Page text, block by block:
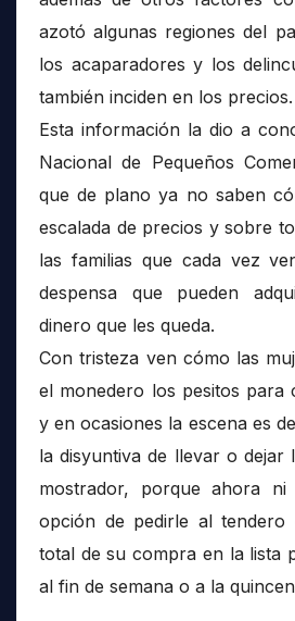
azotó algunas regiones del
los acaparadores y los
también inciden en los precios.
Esta información la dio a
Nacional de Pequeños
que de plano ya no saben
escalada de precios y sobre
las familias que cada vez
despensa que pueden
dinero que les queda.
Con tristeza ven cómo las
el monedero los pesitos para
y en ocasiones la escena es
la disyuntiva de llevar o dejar
mostrador, porque ahora ni
opción de pedirle al tendero
total de su compra en la lista
al fin de semana o a la